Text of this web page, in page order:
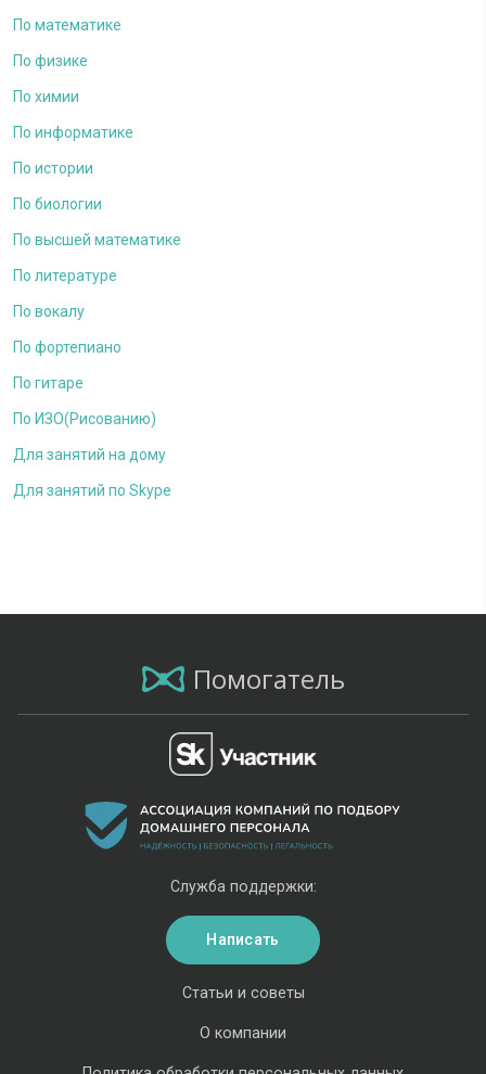
По математике
По физике
По химии
По информатике
По истории
По биологии
По высшей математике
По литературе
По вокалу
По фортепиано
По гитаре
По ИЗО(Рисованию)
Для занятий на дому
Для занятий по Skype
Помогатель
Статьи и советы
О компании
Служба поддержки:
Написать